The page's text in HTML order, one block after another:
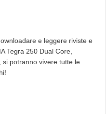
e leggere riviste e
Tegra 250 Dual Core,
si potranno vivere tutte le